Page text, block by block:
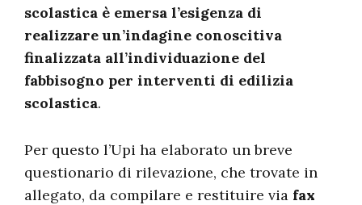
scolastica è emersa l’esigenza di
realizzare un’indagine conoscitiva
finalizzata all’individuazione del
fabbisogno per interventi di edilizia
scolastica.
Per questo l’Upi ha elaborato un breve
questionario di rilevazione, che trovate in
allegato, da compilare e restituire via fax